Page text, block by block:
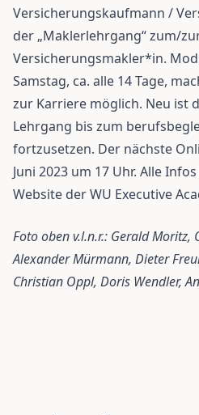
Versicherungskaufmann /
der „Maklerlehrgang“ zum/
Versicherungsmakler*in.
Samstag, ca. alle 14 Tage,
zur Karriere möglich. Neu ist
Lehrgang bis zum
fortzusetzen. Der nächste
Juni 2023 um 17 Uhr. Alle
Website der WU Executive
Foto oben v.l.n.r.: Gerald Moritz,
Alexander Mürmann, Dieter
Christian Oppl, Doris Wendler,